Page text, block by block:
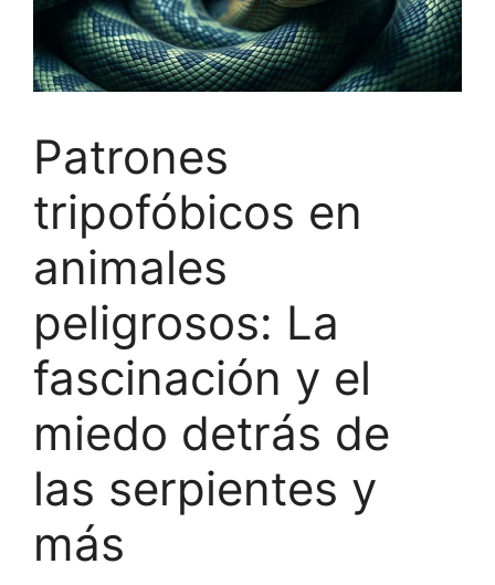
Patrones
tripofóbicos en
animales
peligrosos: La
fascinación y el
miedo detrás de
las serpientes y
más